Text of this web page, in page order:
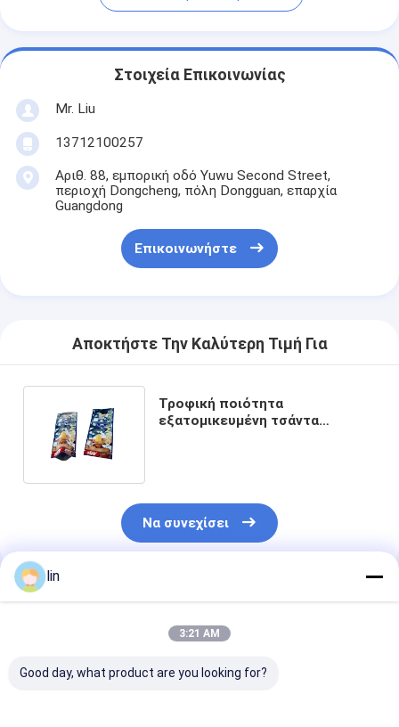
Στοιχεία Επικοινωνίας
Mr. Liu
13712100257
Αριθ. 88, εμπορική οδό Yuwu Second Street,
περιοχή Dongcheng, πόλη Dongguan, επαρχία
Guangdong
Επικοινωνήστε
Αποκτήστε Την Καλύτερη Τιμή Για
Τροφική ποιότητα
εξατομικευμένη τσάντα
Να συνεχίσει
Συνιστώμενα Προϊόντα
lin
3:21 AM
Good day, what product are you looking for?